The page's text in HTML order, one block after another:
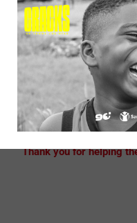
Thank you for helping